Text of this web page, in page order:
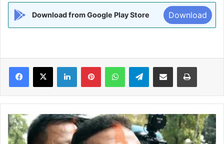
Download from Google Play Store Download
Facebook
X LinkedInPinterestWhatsAppTelegramShare via Email Print
बंगाल
भाजपा
में